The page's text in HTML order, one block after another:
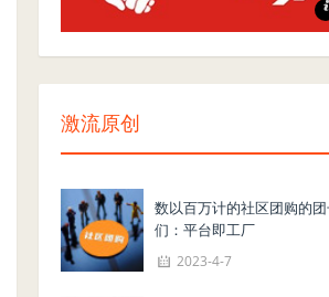
激流原创
数以百万计的社区团购的团
们：平台即工厂
2023-4-7